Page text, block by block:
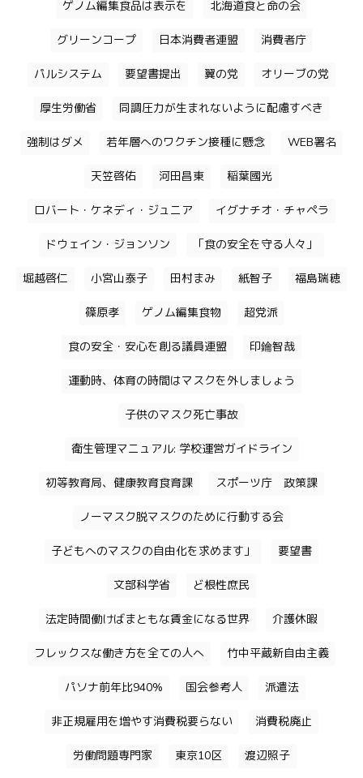
ゲノム編集食品は表示を 北海道食と命の会
グリーンコープ 日本消費者連盟 消費者庁
パルシステム 要望書提出 翼の党 オリーブの党
厚生労働省 同調圧力が生まれないように配慮すべき
強制はダメ 若年層へのワクチン接種に懸念 WEB署名
天笠啓佑 河田昌東 稲葉國光
ロバート・ケネディ・ジュニア イグナチオ・チャペラ
ドウェイン・ジョンソン 「食の安全を守る人々」
堀越啓仁 小宮山泰子 田村まみ 紙智子 福島瑞穂
篠原孝 ゲノム編集食物 超党派
食の安全・安心を創る議員連盟 印鑰智哉
運動時、体育の時間はマスクを外しましょう
子供のマスク死亡事故
衛生管理マニュアル: 学校運営ガイドライン
初等教育局、健康教育食育課 スポーツ庁 政策課
ノーマスク脱マスクのために行動する会
子どもへのマスクの自由化を求めます」 要望書
文部科学省 ど根性庶民
法定時間働けばまともな賃金になる世界 介護休暇
フレックスな働き方を全ての人へ 竹中平蔵新自由主義
パソナ前年比940% 国会参考人 派遣法
非正規雇用を増やす消費税要らない 消費税廃止
労働問題専門家 東京10区 渡辺照子